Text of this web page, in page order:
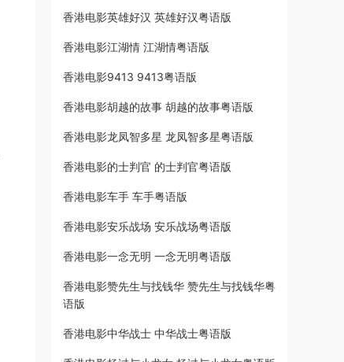
香港电影英雄好汉 英雄好汉粤语版
香港电影江湖情 江湖情粤语版
香港电影9413 9413粤语版
香港电影胡越的故事 胡越的故事粤语版
香港电影龙凤智多星 龙凤智多星粤语版
香港电影的士判官 的士判官粤语版
香港电影车手 车手粤语版
香港电影安乐战场 安乐战场粤语版
香港电影一念无明 一念无明粤语版
香港电影赞先生与找钱华 赞先生与找钱华粤
语版
香港电影中华战士 中华战士粤语版